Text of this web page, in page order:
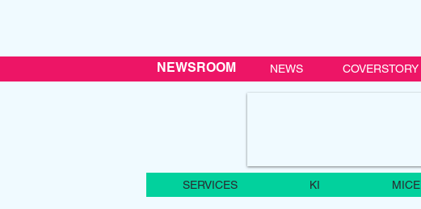
NEWS COVERSTORY
NEWSROOM
SERVICES KI MICE